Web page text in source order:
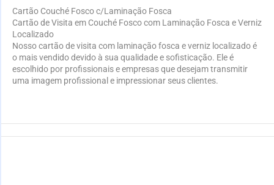
Cartão Couché Fosco c/Laminação Fosca
Cartão de Visita em Couché Fosco com Laminação Fosca e Verniz
Localizado
Nosso cartão de visita com laminação fosca e verniz localizado é
o mais vendido devido à sua qualidade e sofisticação. Ele é
escolhido por profissionais e empresas que desejam transmitir
uma imagem profissional e impressionar seus clientes.